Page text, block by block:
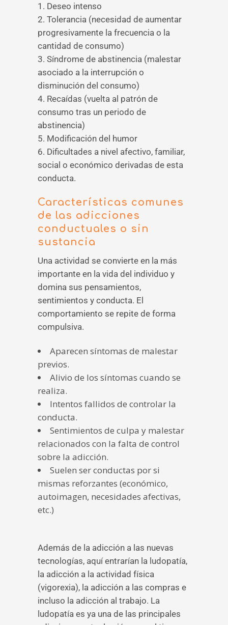
1. Deseo intenso
2. Tolerancia (necesidad de aumentar
progresivamente la frecuencia o la
cantidad de consumo)
3. Síndrome de abstinencia (malestar
asociado a la interrupción o
disminución del consumo)
4. Recaídas (vuelta al patrón de
consumo tras un periodo de
abstinencia)
5. Modificación del humor
6. Dificultades a nivel afectivo, familiar,
social o económico derivadas de esta
conducta.
Características comunes
de las adicciones
conductuales o sin
sustancia
Una actividad se convierte en la más
importante en la vida del individuo y
domina sus pensamientos,
sentimientos y conducta. El
comportamiento se repite de forma
compulsiva.
Aparecen síntomas de malestar
previos.
Alivio de los síntomas cuando se
realiza.
Intentos fallidos de controlar la
conducta.
Sentimientos de culpa y malestar
relacionados con la falta de control
sobre la adicción.
Suelen ser conductas por si
mismas reforzantes (económico,
autoimagen, necesidades afectivas,
etc.)
Además de la adicción a las nuevas
tecnologías, aquí entrarían la ludopatía,
la adicción a la actividad física
(vigorexia), la adicción a las compras e
incluso la adicción al trabajo. La
ludopatía es ya una de las principales